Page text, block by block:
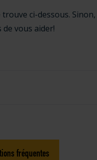
ci-dessous.
vous aider!
fréquentes